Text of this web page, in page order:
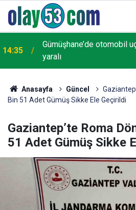
14:35
Gümüşhane’de otomobil
yaralı
Anasayfa Güncel
Bin 51 Adet Gümüş Sikke Ele Geçirildi
Gaziantep’te Roma
51 Adet Gümüş Sikke